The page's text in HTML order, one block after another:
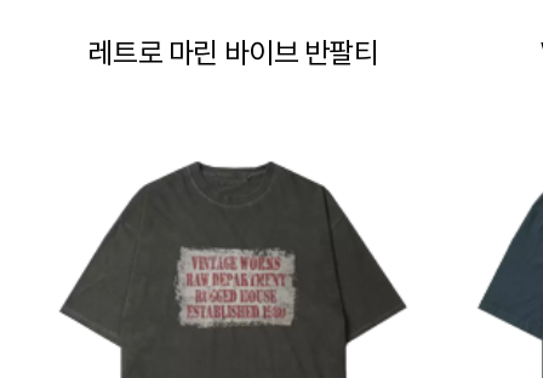
레트로 마린 바이브 반팔티